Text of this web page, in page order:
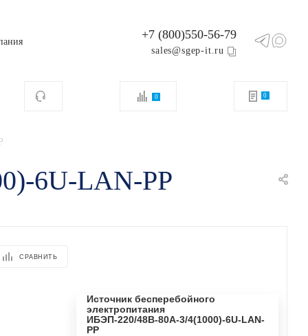
+7 (800)550-56-79
sales@sgep-it.ru
0 0
6U-LAN-PP
СРАВНИТЬ
Источник бесперебойного
электропитания
ИБЭП-220/48B-80A-3/4(1000)-6U-LAN-
РР